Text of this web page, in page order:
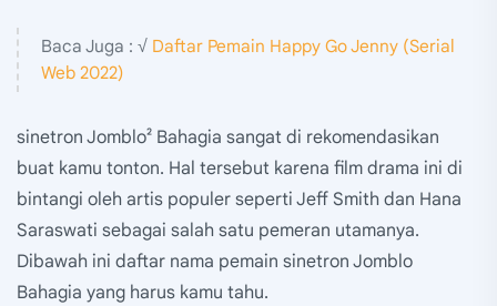
Baca Juga : √ Daftar Pemain Happy Go Jenny (Serial
Web 2022)
sinetron Jomblo² Bahagia sangat di rekomendasikan
buat kamu tonton. Hal tersebut karena film drama ini di
bintangi oleh artis populer seperti Jeff Smith dan Hana
Saraswati sebagai salah satu pemeran utamanya.
Dibawah ini daftar nama pemain sinetron Jomblo
Bahagia yang harus kamu tahu.